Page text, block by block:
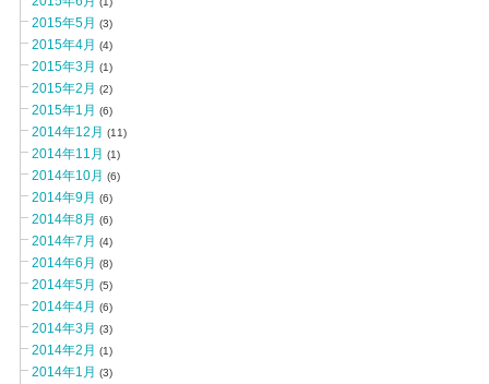
2015年5月 (3)
2015年4月 (4)
2015年3月 (1)
2015年2月 (2)
2015年1月 (6)
2014年12月 (11)
2014年11月 (1)
2014年10月 (6)
2014年9月 (6)
2014年8月 (6)
2014年7月 (4)
2014年6月 (8)
2014年5月 (5)
2014年4月 (6)
2014年3月 (3)
2014年2月 (1)
2014年1月 (3)